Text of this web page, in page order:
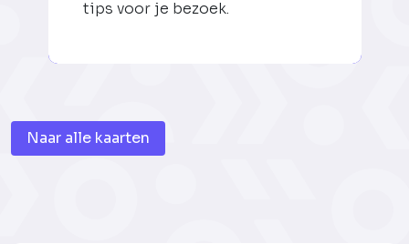
tips voor je bezoek.
Naar alle kaarten